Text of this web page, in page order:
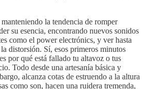
la tendencia de romper
su esencia, encontrando nuevos sonidos
como el power electrónics, y ver hasta
distorsión. Sí, esos primeros minutos
por qué está fallado tu altavoz o tus
Todo desde una artesanía básica y
alcanza cotas de estruendo a la altura
como son, hacen una ruidera tremenda,